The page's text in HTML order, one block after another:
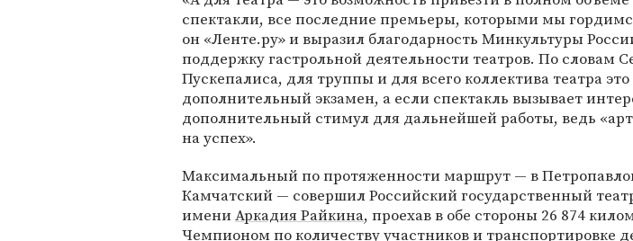
спектакли, все последние премьеры, которыми мы
он «Ленте.ру» и выразил благодарность Минкультуры
поддержку гастрольной деятельности театров. По словам
Пускепалиса, для труппы и для всего коллектива театра это
дополнительный экзамен, а если спектакль вызывает
дополнительный стимул для дальнейшей работы, ведь
на успех».
Максимальный по протяженности маршрут — в
Камчатский — совершил Российский государственный
имениАркадия Райкина, проехав в обе стороны 26 874
Чемпионом по количеству участников и транспортировке